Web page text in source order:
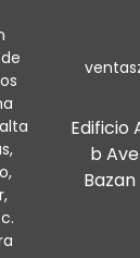
Edificio
b